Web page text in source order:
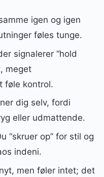
igen og igen
føles tunge.
signalerer “hold
meget
føle kontrol.
dig selv, fordi
eller udmattende.
“skruer op” for stil og
indeni.
men føler intet; det